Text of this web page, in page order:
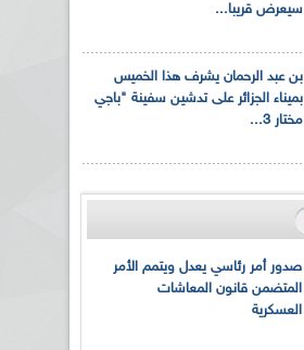
سيعرض قريبا...
بن عبد الرحمان يشرف هذا الخميس
بميناء الجزائر على تدشين سفينة "باجي
مختار 3...
صدور أمر رئاسي يعدل ويتمم الأمر
المتضمن قانون المعاشات
العسكرية